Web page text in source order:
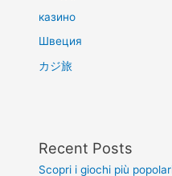
казино
Швеция
カジ旅
Recent Posts
Scopri i giochi più